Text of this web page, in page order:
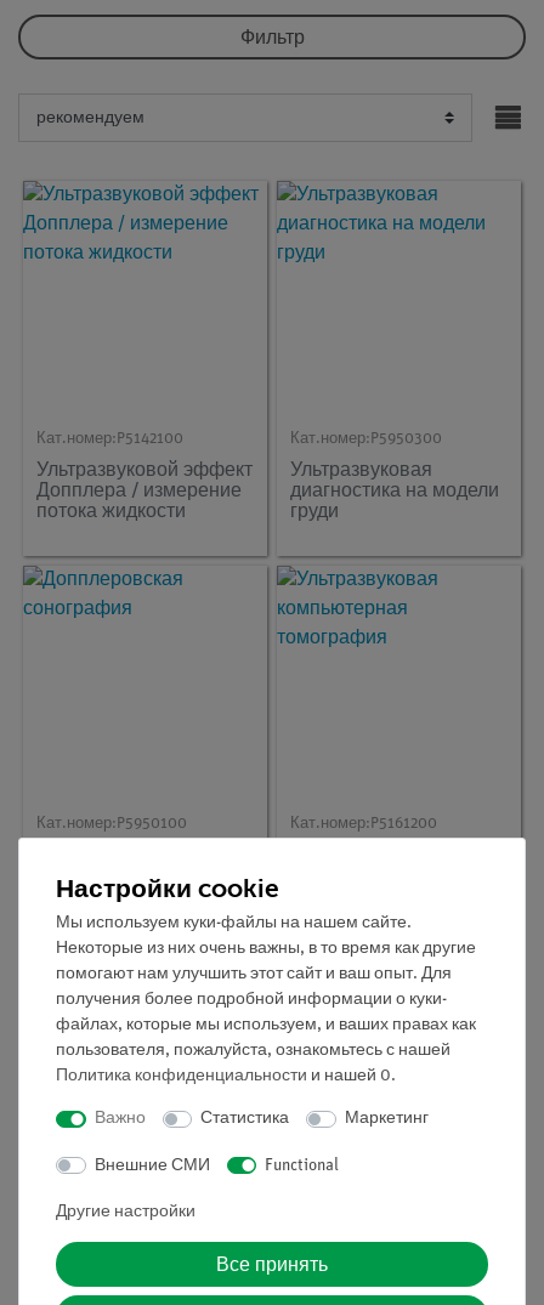
Фильтр
Кат.номер: P5142100
Ультразвуковой эффект
Допплера / измерение
потока жидкости
Кат.номер: P5950300
Ультразвуковая
диагностика на модели
груди
Кат.номер: P5950100 Кат.номер: P5161200
Кат.номер:P5160200
Ультразвуковая
эхография (А-скан)
Скорость звука в
твердых материалах
Настройки cookie
Мы используем куки-файлы на нашем сайте.
Некоторые из них очень важны, в то время как другие
помогают нам улучшить этот сайт и ваш опыт. Для
получения более подробной информации о куки-
файлах, которые мы используем, и ваших правах как
пользователя, пожалуйста, ознакомьтесь с нашей
Политика конфиденциальности и нашей 0.
Важно Статистика Маркетинг
Внешние СМИ Functional
Другие настройки
Все принять